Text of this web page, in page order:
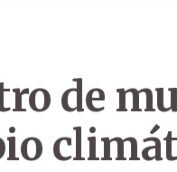
de